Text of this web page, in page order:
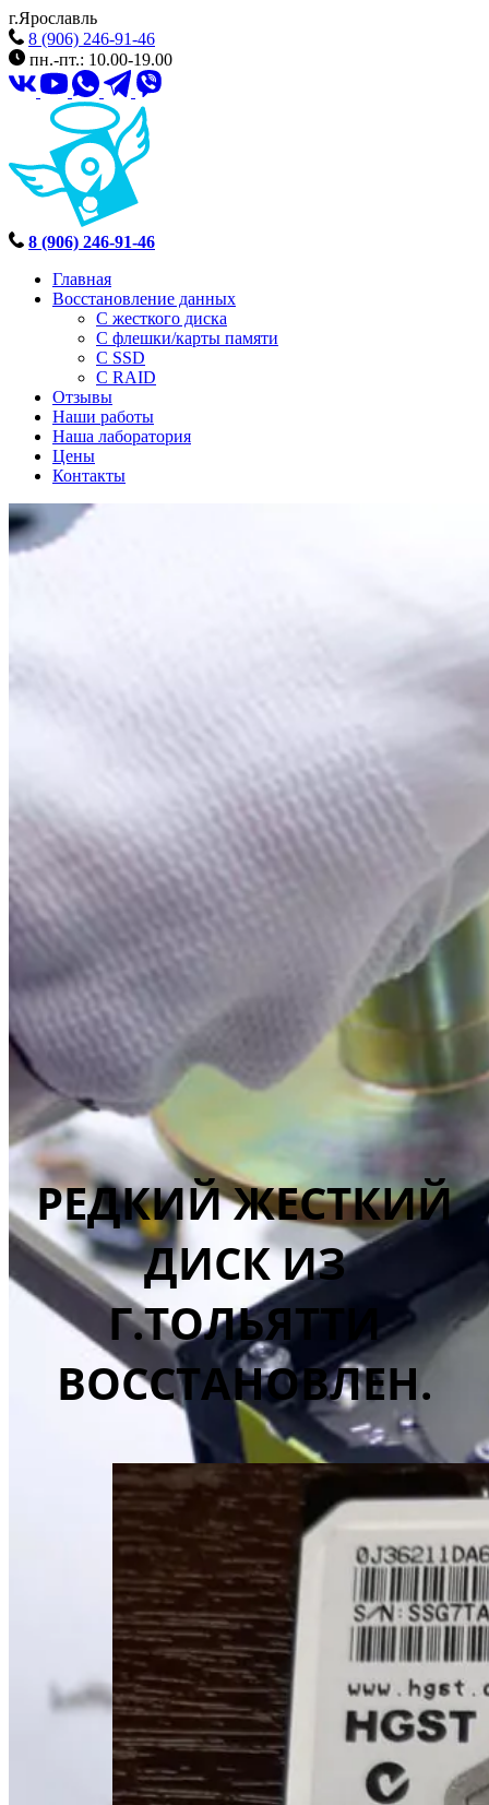
г.Ярославль
8 (906) 246-91-46
пн.-пт.: 10.00-19.00
8 (906) 246-91-46
Главная
Восстановление данных
С жесткого диска
С флешки/карты памяти
С SSD
С RAID
Отзывы
Наши работы
Наша лаборатория
Цены
Контакты
РЕДКИЙ ЖЕСТКИЙ
ДИСК ИЗ
Г.ТОЛЬЯТТИ
ВОССТАНОВЛЕН.